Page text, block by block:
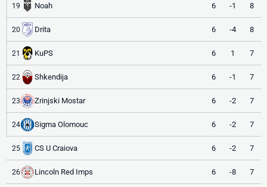
19 Noah 6 -1 8
20 Drita 6 -4 8
21 KuPS 6 1 7
22 Shkendija 6 -1 7
23 Zrinjski Mostar 6 -2 7
24 Sigma Olomouc 6 -2 7
25 CS U Craiova 6 -2 7
26 Lincoln Red Imps 6 -8 7